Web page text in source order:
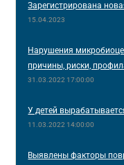
Зарегистрирована
15.04.2023
Нарушения
причины, риски,
31.03.2022 17:00:00
У детей
11.03.2022 14:00:00
Выявлены факторы